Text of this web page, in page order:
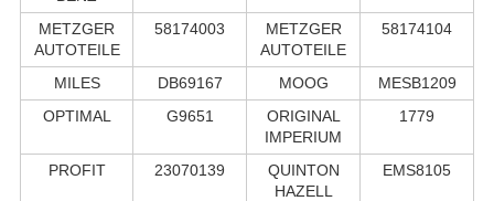
METZGER
AUTOTEILE
58174003
METZGER
AUTOTEILE
58174104
MILES DB69167 MOOG
MESB1209
OPTIMAL
G9651
ORIGINAL
IMPERIUM
1779
PROFIT 23070139
QUINTON
HAZELL
EMS8105